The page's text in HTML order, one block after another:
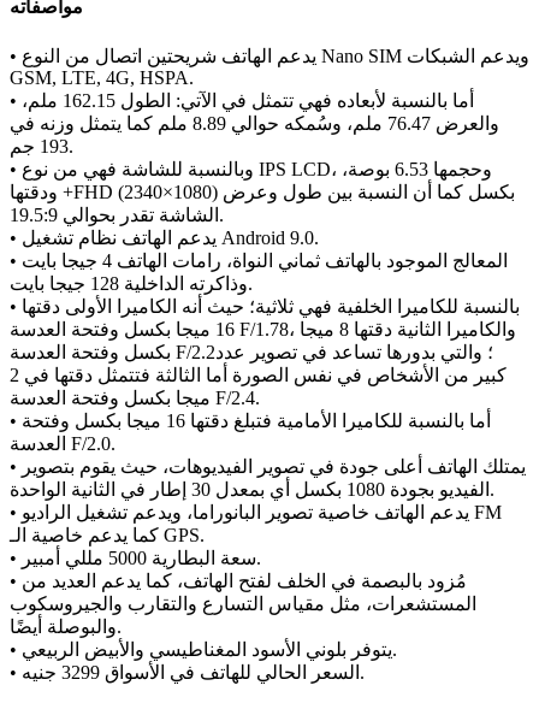
مواصفاته
• يدعم الهاتف شريحتين اتصال من النوع Nano SIM ويدعم الشبكات
GSM, LTE, 4G, HSPA.
• أما بالنسبة لأبعاده فهي تتمثل في الآتي: الطول 162.15 ملم،
والعرض 76.47 ملم، وسُمكه حوالي 8.89 ملم كما يتمثل وزنه في
193 جم.
• وبالنسبة للشاشة فهي من نوع IPS LCD، وحجمها 6.53 بوصة،
ودقتها +FHD (2340×1080) بكسل كما أن النسبة بين طول وعرض
الشاشة تقدر بحوالي 19.5:9.
• يدعم الهاتف نظام تشغيل Android 9.0.
• المعالج الموجود بالهاتف ثماني النواة، رامات الهاتف 4 جيجا بايت
وذاكرته الداخلية 128 جيجا بايت.
• بالنسبة للكاميرا الخلفية فهي ثلاثية؛ حيث أنه الكاميرا الأولى دقتها
16 ميجا بكسل وفتحة العدسة F/1.78، والكاميرا الثانية دقتها 8 ميجا
بكسل وفتحة العدسة F/2.2؛ والتي بدورها تساعد في تصوير عدد
كبير من الأشخاص في نفس الصورة أما الثالثة فتتمثل دقتها في 2
ميجا بكسل وفتحة العدسة F/2.4.
• أما بالنسبة للكاميرا الأمامية فتبلغ دقتها 16 ميجا بكسل وفتحة
العدسة F/2.0.
• يمتلك الهاتف أعلى جودة في تصوير الفيديوهات، حيث يقوم بتصوير
الفيديو بجودة 1080 بكسل أي بمعدل 30 إطار في الثانية الواحدة.
• يدعم الهاتف خاصية تصوير البانوراما، ويدعم تشغيل الراديو FM
كما يدعم خاصية الـ GPS.
• سعة البطارية 5000 مللي أمبير.
• مُزود بالبصمة في الخلف لفتح الهاتف، كما يدعم العديد من
المستشعرات، مثل مقياس التسارع والتقارب والجيروسكوب
والبوصلة أيضًا.
• يتوفر بلوني الأسود المغناطيسي والأبيض الربيعي.
• السعر الحالي للهاتف في الأسواق 3299 جنيه.